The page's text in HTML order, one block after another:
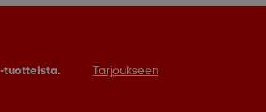
tuotteista. Tarjoukseen